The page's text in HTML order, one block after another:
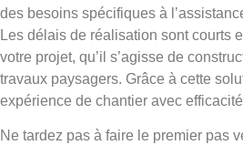
des besoins spécifiques à
Les délais de réalisation sont courts
votre projet, qu’il s’agisse de
travaux paysagers. Grâce à cette
expérience de chantier avec
Ne tardez pas à faire le premier pas